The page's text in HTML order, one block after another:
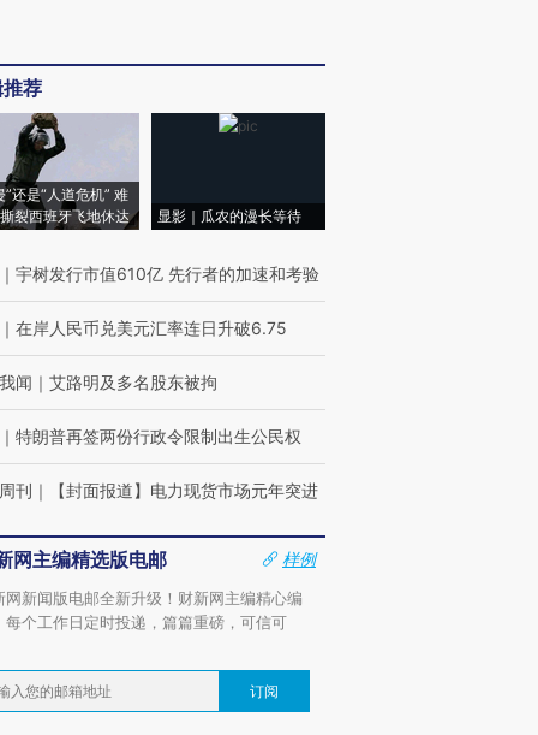
荐
”还是“人道危机” 难
裂西班牙飞地休达
显影｜瓜农的漫长等待
｜ 宇树发行市值610亿 先行者的加速和考验
｜ 在岸人民币兑美元汇率连日升破6.75
闻 ｜ 艾路明及多名股东被拘
｜ 特朗普再签两份行政令限制出生公民权
刊 ｜ 【封面报道】电力现货市场元年突进
网主编精选版电邮
样例
网新闻版电邮全新升级！财新网主编精心编
每个工作日定时投递，篇篇重磅，可信可
订阅